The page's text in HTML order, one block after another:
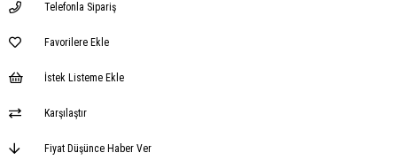
Telefonla Sipariş
Favorilere Ekle
İstek Listeme Ekle
Karşılaştır
Fiyat Düşünce Haber Ver